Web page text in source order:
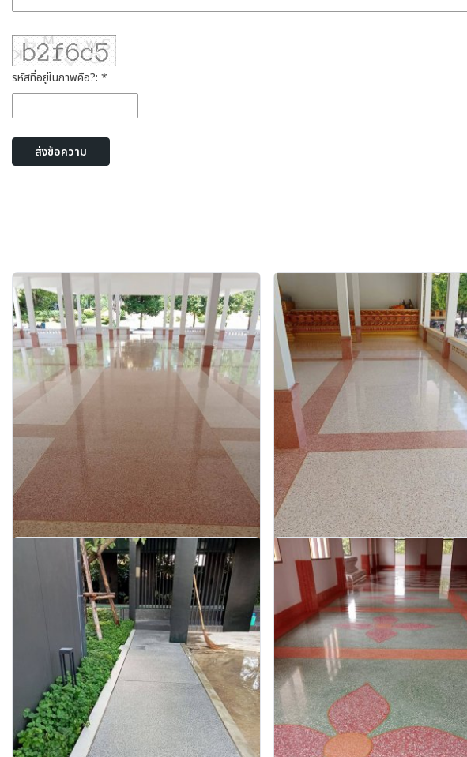
รหัสที่อยู่ในภาพคือ?: *
ส่งข้อความ
รับขัดพื้นหินปัตตานี
บริการรับทำทรายล้าง ล้างหินขัด หินล้าง ทรายล้าง ทำทรายล้าง
ช่างทรายล้าง ช่างหินขัด รับทำหินขัด รับทำหินอ่อน รับเหมาทำ
ทรายล้าง โดยช่างผู้มีประสบการณ์มากกว่า 30 ปี ปัตตานี
สอบถาม
รับขัดพื้นหินกาฬสินธุ์
บริการรับทำทรายล้าง ล้างหินขัด หินล้าง ทรายล้า
ช่างทรายล้าง ช่างหินขัด รับทำหินขัด รับทำหินอ่อน
ทรายล้าง โดยช่างผู้มีประสบการณ์มากกว่า 30 ปี
สอบถาม